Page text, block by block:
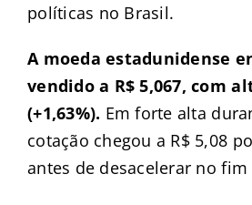
políticas no Brasil.
A moeda estadunidense
vendido a R$ 5,067, com
(+1,63%). Em forte alta
cotação chegou a R$ 5,08
antes de desacelerar no fim